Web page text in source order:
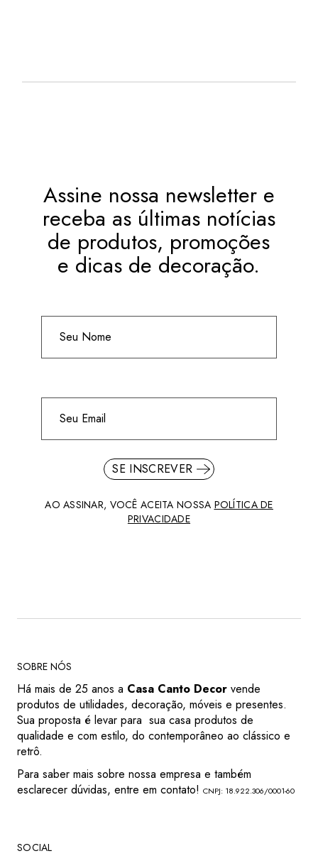
Assine nossa newsletter e
receba as últimas notícias
de produtos, promoções
e dicas de decoração.
SE INSCREVER
AO ASSINAR, VOCÊ ACEITA NOSSA POLÍTICA DE
PRIVACIDADE
SOBRE NÓS
Há mais de 25 anos a Casa Canto Decor vende
produtos de utilidades, decoração, móveis e presentes.
Sua proposta é levar para sua casa produtos de
qualidade e com estilo, do contemporâneo ao clássico e
retrô.
Para saber mais sobre nossa empresa e também
esclarecer dúvidas, entre em contato! CNPJ: 18.922.306/0001-60
SOCIAL